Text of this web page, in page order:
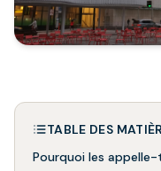
TABLE DES
Pourquoi les